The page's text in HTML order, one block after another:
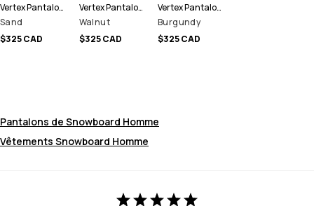
Vertex Pantalon de Snowboard Homme
Sand
$325 CAD
Vertex Pantalon de Snowboard Homme
Walnut
$325 CAD
Vertex Pantalon de Snowboard Homme
Burgundy
$325 CAD
Pantalons de Snowboard Homme
Vêtements Snowboard Homme